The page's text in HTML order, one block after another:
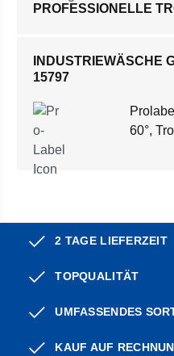
PROFESSIONELLE
INDUSTRIEWÄSCHE
15797
60°,
2 TAGE LIEFERZEIT
TOPQUALITÄT
UMFASSENDES
KAUF AUF